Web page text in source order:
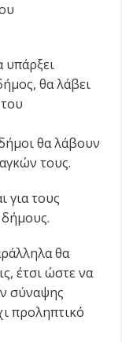
υπάρξει
θα λάβει
θα λάβουν
τους.
για τους
θα
έτσι ώστε να
σύναψης
προληπτικό